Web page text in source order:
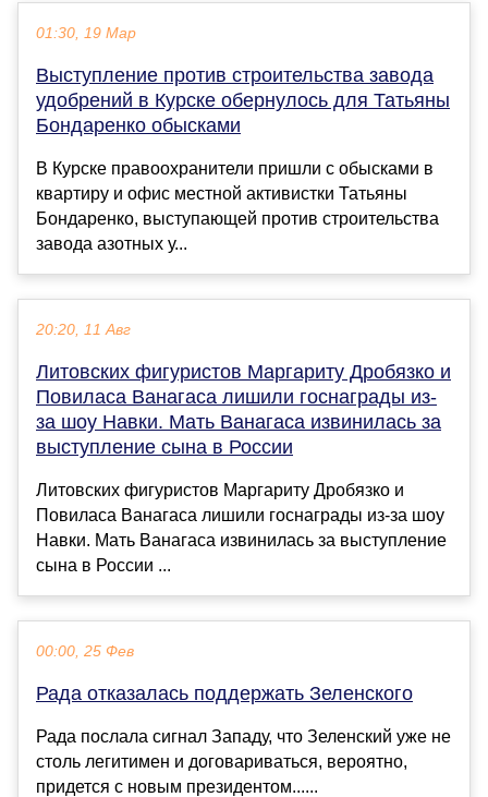
01:30, 19 Мар
Выступление против строительства завода
удобрений в Курске обернулось для Татьяны
Бондаренко обысками
В Курске правоохранители пришли с обысками в
квартиру и офис местной активистки Татьяны
Бондаренко, выступающей против строительства
завода азотных у...
20:20, 11 Авг
Литовских фигуристов Маргариту Дробязко и
Повиласа Ванагаса лишили госнаграды из-
за шоу Навки. Мать Ванагаса извинилась за
выступление сына в России
Литовских фигуристов Маргариту Дробязко и
Повиласа Ванагаса лишили госнаграды из-за шоу
Навки. Мать Ванагаса извинилась за выступление
сына в России ...
00:00, 25 Фев
Рада отказалась поддержать Зеленского
Рада послала сигнал Западу, что Зеленский уже не
столь легитимен и договариваться, вероятно,
придется с новым президентом......